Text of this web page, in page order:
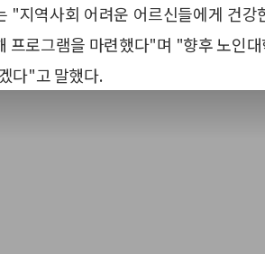
"지역사회 어려운 어르신들에게 건
프로그램을 마련했다"며 "향후 노인
다"고 말했다.